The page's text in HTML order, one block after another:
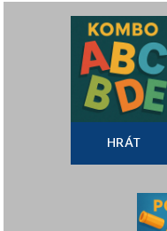
HRÁT